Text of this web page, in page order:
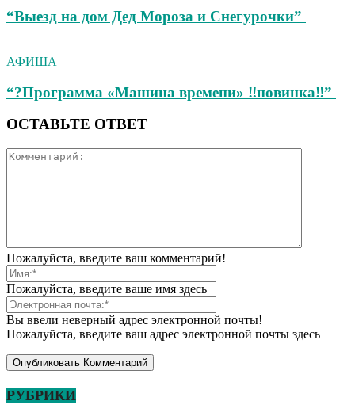
“Выезд на дом Дед Мороза и Снегурочки”
АФИША
“?Программа «Машина времени» ‼новинка‼”
ОСТАВЬТЕ ОТВЕТ
Пожалуйста, введите ваш комментарий!
Пожалуйста, введите ваше имя здесь
Вы ввели неверный адрес электронной почты!
Пожалуйста, введите ваш адрес электронной почты здесь
РУБРИКИ